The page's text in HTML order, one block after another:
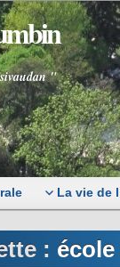
"
La vie de
: